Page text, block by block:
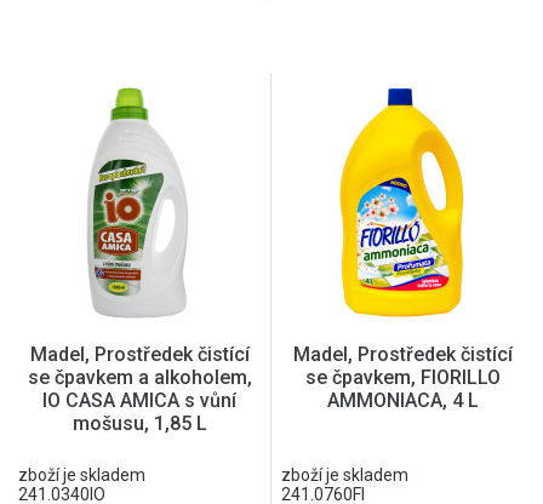
Madel, Prostředek čistící
se čpavkem a alkoholem,
IO CASA AMICA s vůní
mošusu, 1,85 L
zboží je skladem
241.0340IO
Madel, Prostředek čistící
se čpavkem, FIORILLO
AMMONIACA, 4 L
zboží je skladem
241.0760FI